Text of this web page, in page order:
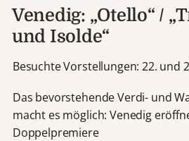
Venedig: „Otello“ /
und Isolde“
Besuchte Vorstellungen: 22. und
Das bevorstehende Verdi- und
macht es möglich: Venedig
Doppelpremiere